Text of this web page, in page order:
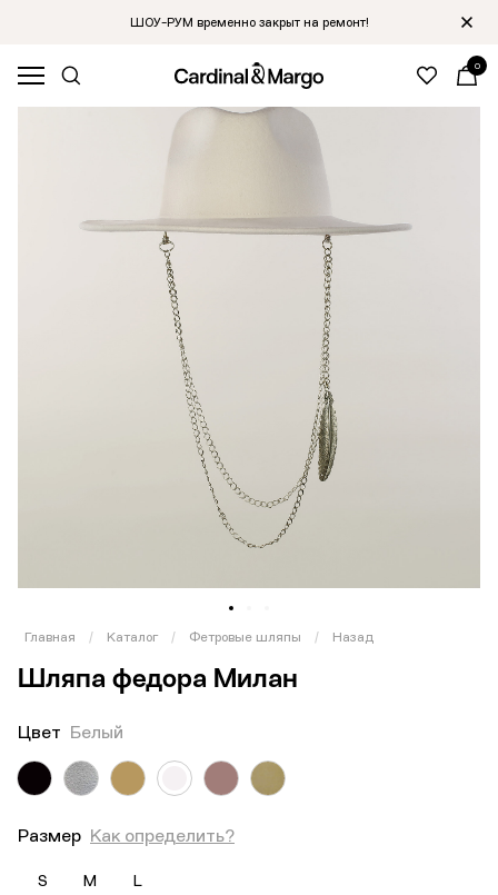
ШОУ-РУМ временно закрыт на ремонт!
0
Главная / Каталог / Фетровые шляпы / Назад
Шляпа федора Милан
Цвет Белый
Размер Как определить?
S M L